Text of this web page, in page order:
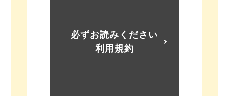
必ずお読みください
利用規約